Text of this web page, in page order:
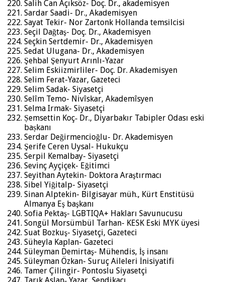
Salih Can Açıksöz- Doç. Dr., akademisyen
Sardar Saadi- Dr., Akademisyen
Sayat Tekir- Nor Zartonk Hollanda temsilcisi
Seçil Dağtaş- Doç. Dr., Akademisyen
Seçkin Sertdemir- Dr., Akademisyen
Sedat Ulugana- Dr., Akademisyen
Şehbal Şenyurt Arınlı-Yazar
Selim Eskiizmirliler- Doç. Dr. Akademisyen
Selim Ferat-Yazar, Gazeteci
Selim Sadak- Siyasetçi
Selîm Temo- Nivîskar, Akademîsyen
Selma Irmak- Siyasetçi
Ṣemsettin Koç‐ Dr., Diyarbakır Tabipler Odası eski
baṣkanı
Serdar Değirmencioğlu- Dr. Akademisyen
Şerife Ceren Uysal- Hukukçu
Serpil Kemalbay- Siyasetçi
Sevinç Ayçiçek- Eğitimci
Seyithan Aytekin- Doktora Araştırmacı
Sibel Yiğitalp- Siyasetçi
Sinan Alptekin- Bilgisayar müh., Kürt Enstitüsü
Almanya Eş başkanı
Sofia Pektaş- LGBTIQA+ Hakları Savunucusu
Songül Morsümbül Tarhan- KESK Eski MYK üyesi
Suat Bozkuş- Siyasetçi, Gazeteci
Süheyla Kaplan- Gazeteci
Süleyman Demirtaş- Mühendis, İş insanı
Süleyman Özkan- Suruç Aileleri İnisiyatifi
Tamer Çilingir- Pontoslu Siyasetçi
Tarık Aslan‐ Yazar, Sendikacı